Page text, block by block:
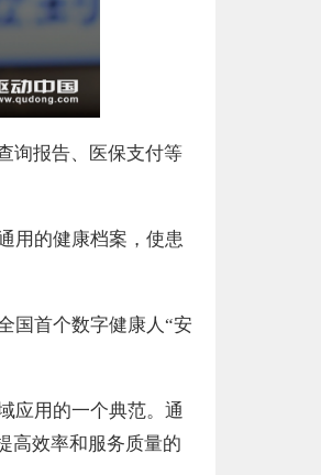
询报告、医保支付等
用的健康档案，使患
国首个数字健康人“安
应用的一个典范。通
高效率和服务质量的